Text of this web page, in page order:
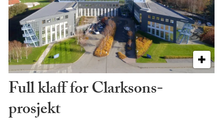
Full klaff for Clarksons-
prosjekt